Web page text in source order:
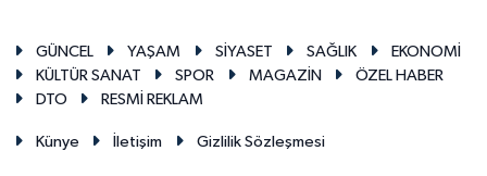
GÜNCEL YAŞAM SİYASET SAĞLIK
EKONOMİ
KÜLTÜR SANAT
SPOR MAGAZİN
ÖZEL HABER
DTO
RESMİ REKLAM
Künye İletişim Gizlilik Sözleşmesi